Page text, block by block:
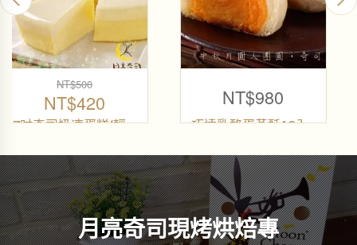
NT$350
弦月奶酪禮盒(5入不
弦月奶酪
始
價
NT$60
前
弦月奶酪-經典原味
月亮奇司現烤烘焙專